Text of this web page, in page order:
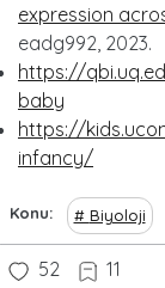
expression
eadg992, 2023.
https://
baby
https://
infancy/
Konu Biyoloji
52 11